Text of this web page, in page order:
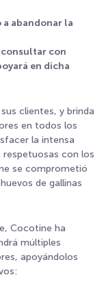
a abandonar la
consultar con
en dicha
clientes, y brinda
en todos los
la intensa
con los
se comprometió
de gallinas
Cocotine ha
múltiples
apoyándolos